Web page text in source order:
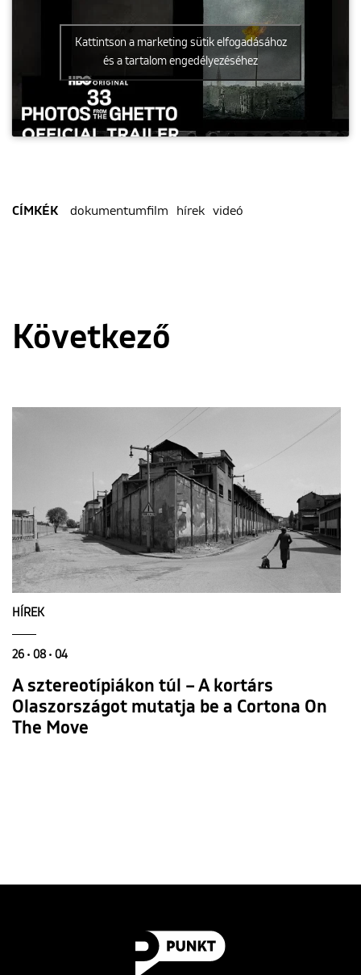
Kattintson a marketing sütik elfogadásához
és a tartalom engedélyezéséhez
CÍMKÉK dokumentumfilm hírek videó
Következő
HÍREK
26 • 08 • 04
A sztereotípiákon túl – A kortárs
Olaszországot mutatja be a Cortona On
The Move